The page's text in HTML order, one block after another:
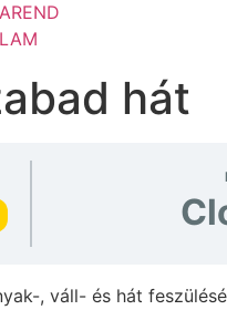
hát
, váll- és hát